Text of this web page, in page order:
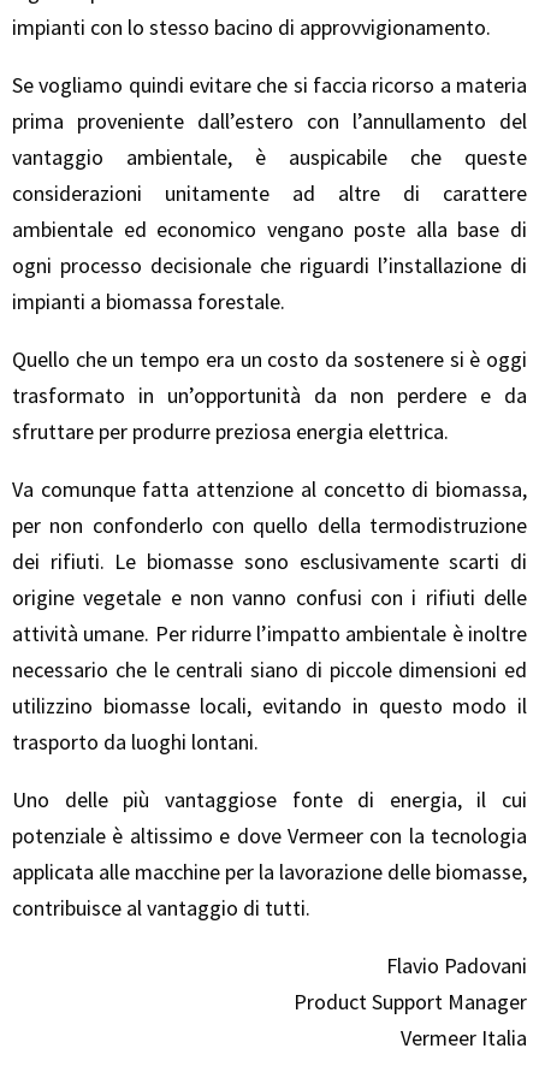
impianti con lo stesso bacino di approvvigionamento.
Se vogliamo quindi evitare che si faccia ricorso a materia
prima proveniente dall’estero con l’annullamento del
vantaggio ambientale, è auspicabile che queste
considerazioni unitamente ad altre di carattere
ambientale ed economico vengano poste alla base di
ogni processo decisionale che riguardi l’installazione di
impianti a biomassa forestale.
Quello che un tempo era un costo da sostenere si è oggi
trasformato in un’opportunità da non perdere e da
sfruttare per produrre preziosa energia elettrica.
Va comunque fatta attenzione al concetto di biomassa,
per non confonderlo con quello della termodistruzione
dei rifiuti. Le biomasse sono esclusivamente scarti di
origine vegetale e non vanno confusi con i rifiuti delle
attività umane. Per ridurre l’impatto ambientale è inoltre
necessario che le centrali siano di piccole dimensioni ed
utilizzino biomasse locali, evitando in questo modo il
trasporto da luoghi lontani.
Uno delle più vantaggiose fonte di energia, il cui
potenziale è altissimo e dove Vermeer con la tecnologia
applicata alle macchine per la lavorazione delle biomasse,
contribuisce al vantaggio di tutti.
Flavio Padovani
Product Support Manager
Vermeer Italia